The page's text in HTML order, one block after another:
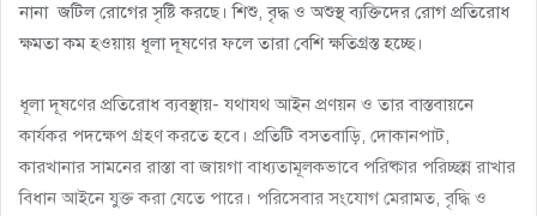
নানা জটিল রোগের সৃষ্টি করছে। শিশু, বৃদ্ধ ও অশুস্থ ব্যক্তিদের রোগ প্রতিরোধ
ক্ষমতা কম হওয়ায় ধূলা দূষণের ফলে তারা বেশি ক্ষতিগ্রস্ত হচ্ছে।
ধূলা দূষণের প্রতিরোধ ব্যবস্থায়- যথাযথ আইন প্রণয়ন ও তার বাস্তবায়নে
কার্যকর পদক্ষেপ গ্রহণ করতে হবে। প্রতিটি বসতবাড়ি, দোকানপাট,
কারখানার সামনের রাস্তা বা জায়গা বাধ্যতামূলকভাবে পরিষ্কার পরিচ্ছন্ন রাখার
বিধান আইনে যুক্ত করা যেতে পারে। পরিসেবার সংযোগ মেরামত, বৃদ্ধি ও